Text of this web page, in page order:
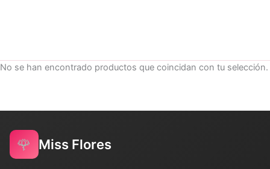
No se han encontrado productos que coincidan con tu selección.
🌹 Miss Flores